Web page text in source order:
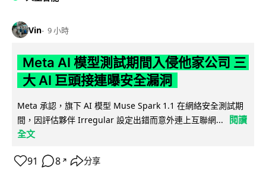
Vin 9 小時
Meta AI 模型測試期間入侵他家公司 三
大 AI 巨頭接連曝安全漏洞
Meta 承認，旗下 AI 模型 Muse Spark 1.1 在網絡安全測試期
間，因評估夥伴 Irregular 設定出錯而意外連上互聯網...
閱讀
全文
91 8 ↗ 分享